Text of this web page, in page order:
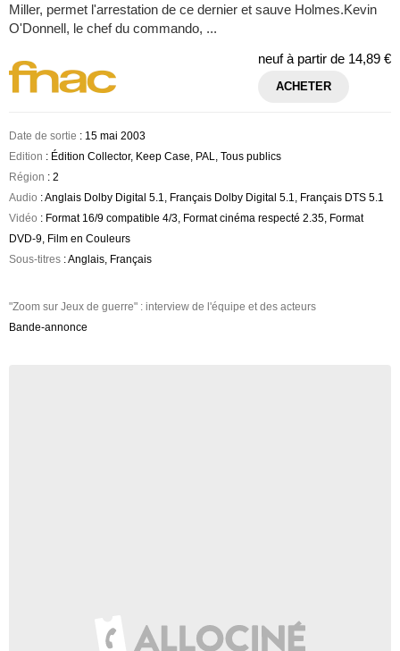
Miller, permet l'arrestation de ce dernier et sauve Holmes.Kevin
O'Donnell, le chef du commando, ...
neuf à partir de 14,89 €
ACHETER
Date de sortie : 15 mai 2003
Edition : Édition Collector, Keep Case, PAL, Tous publics
Région : 2
Audio : Anglais Dolby Digital 5.1, Français Dolby Digital 5.1, Français DTS 5.1
Vidéo : Format 16/9 compatible 4/3, Format cinéma respecté 2.35, Format
DVD-9, Film en Couleurs
Sous-titres : Anglais, Français
"Zoom sur Jeux de guerre" : interview de l'équipe et des acteurs
Bande-annonce